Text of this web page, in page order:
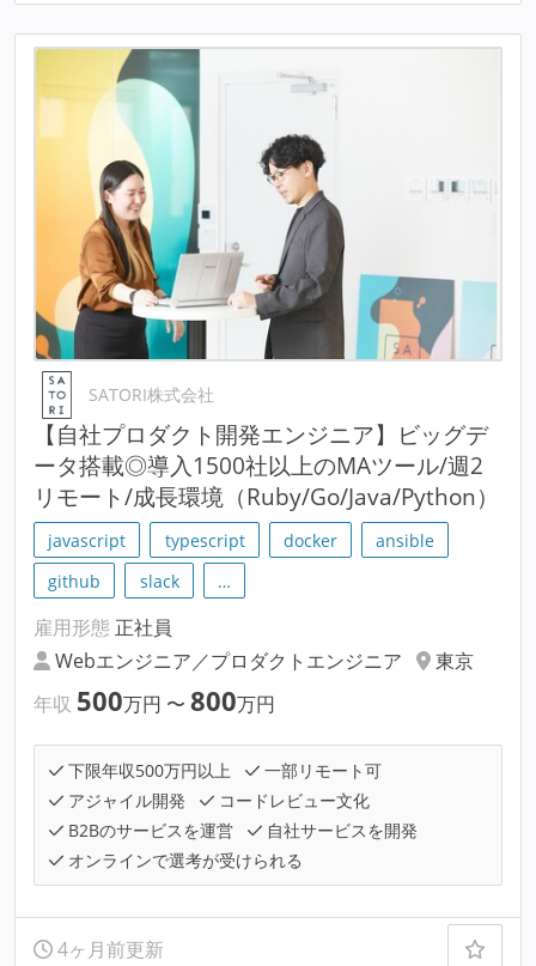
SATORI株式会社
【自社プロダクト開発エンジニア】ビッグデ
ータ搭載◎導入1500社以上のMAツール/週2
リモート/成長環境（Ruby/Go/Java/Python）
javascript typescript docker
ansible
github
slack …
雇用形態 正社員
Webエンジニア／プロダクトエンジニア
東京
年収 500万円 〜 800万円
下限年収500万円以上
一部リモート可
アジャイル開発
コードレビュー文化
B2Bのサービスを運営
自社サービスを開発
オンラインで選考が受けられる
4ヶ月前更新